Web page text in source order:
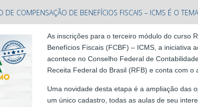
DE COMPENSAÇÃO DE BENEFÍCIOS FISCAIS – ICMS É O
As inscrições para o terceiro módulo do curso
Benefícios Fiscais (FCBF) – ICMS, a iniciativa
acontece no Conselho Federal de
Receita Federal do Brasil (RFB) e conta com o
Uma novidade desta etapa é a ampliação das
um único cadastro, todas as aulas de seu